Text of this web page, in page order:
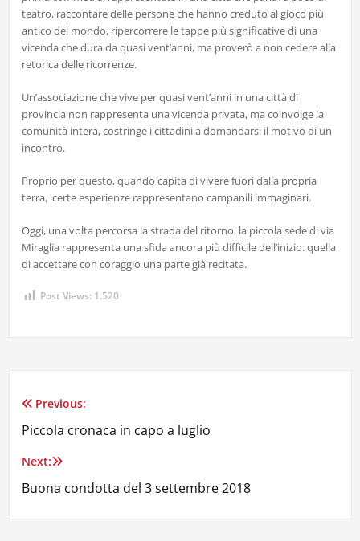
teatro, raccontare delle persone che hanno creduto al gioco più
antico del mondo, ripercorrere le tappe più significative di una
vicenda che dura da quasi vent’anni, ma proverò a non cedere alla
retorica delle ricorrenze.
Un’associazione che vive per quasi vent’anni in una città di
provincia non rappresenta una vicenda privata, ma coinvolge la
comunità intera, costringe i cittadini a domandarsi il motivo di un
incontro.
Proprio per questo, quando capita di vivere fuori dalla propria
terra, certe esperienze rappresentano campanili immaginari.
Oggi, una volta percorsa la strada del ritorno, la piccola sede di via
Miraglia rappresenta una sfida ancora più difficile dell’inizio: quella
di accettare con coraggio una parte già recitata.
Post Views: 1.520
Navigazione
articoli
Previous:
Piccola cronaca in capo a luglio
Next:
Buona condotta del 3 settembre 2018